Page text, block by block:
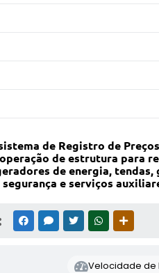
de Registro de
de estrutura para
de energia,
e serviços
FACEBOOKMESSENGER
TWITTERWHATSAPP
Velocidade de